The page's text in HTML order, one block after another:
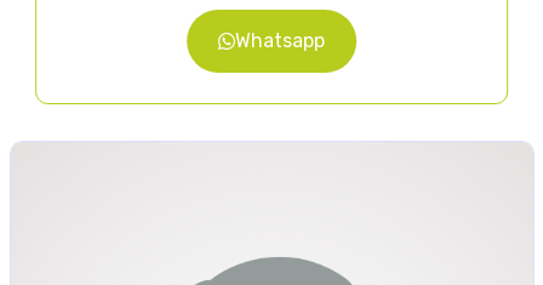
Whatsapp